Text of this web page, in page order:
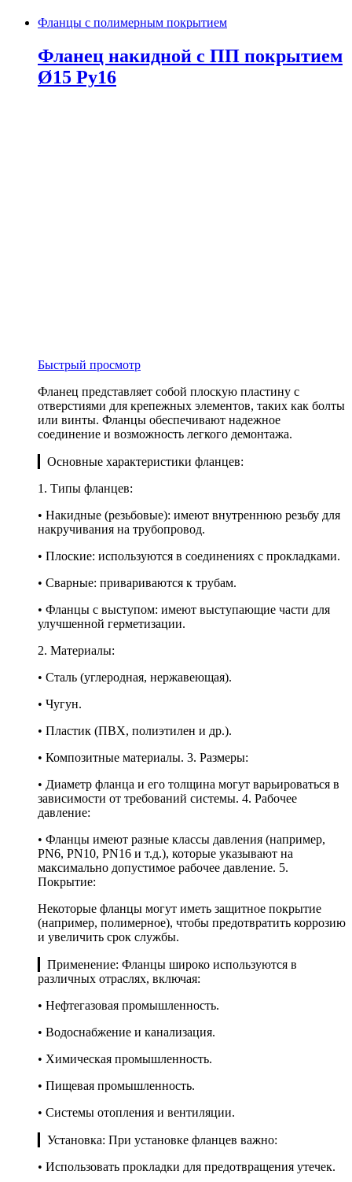
Фланцы с полимерным покрытием
Фланец накидной с ПП покрытием
Ø15 Ру16
Быстрый просмотр
Фланец представляет собой плоскую пластину с
отверстиями для крепежных элементов, таких как болты
или винты. Фланцы обеспечивают надежное
соединение и возможность легкого демонтажа.
▎Основные характеристики фланцев:
1. Типы фланцев:
• Накидные (резьбовые): имеют внутреннюю резьбу для
накручивания на трубопровод.
• Плоские: используются в соединениях с прокладками.
• Сварные: привариваются к трубам.
• Фланцы с выступом: имеют выступающие части для
улучшенной герметизации.
2. Материалы:
• Сталь (углеродная, нержавеющая).
• Чугун.
• Пластик (ПВХ, полиэтилен и др.).
• Композитные материалы. 3. Размеры:
• Диаметр фланца и его толщина могут варьироваться в
зависимости от требований системы. 4. Рабочее
давление:
• Фланцы имеют разные классы давления (например,
PN6, PN10, PN16 и т.д.), которые указывают на
максимально допустимое рабочее давление. 5.
Покрытие:
Некоторые фланцы могут иметь защитное покрытие
(например, полимерное), чтобы предотвратить коррозию
и увеличить срок службы.
▎Применение: Фланцы широко используются в
различных отраслях, включая:
• Нефтегазовая промышленность.
• Водоснабжение и канализация.
• Химическая промышленность.
• Пищевая промышленность.
• Системы отопления и вентиляции.
▎Установка: При установке фланцев важно:
• Использовать прокладки для предотвращения утечек.